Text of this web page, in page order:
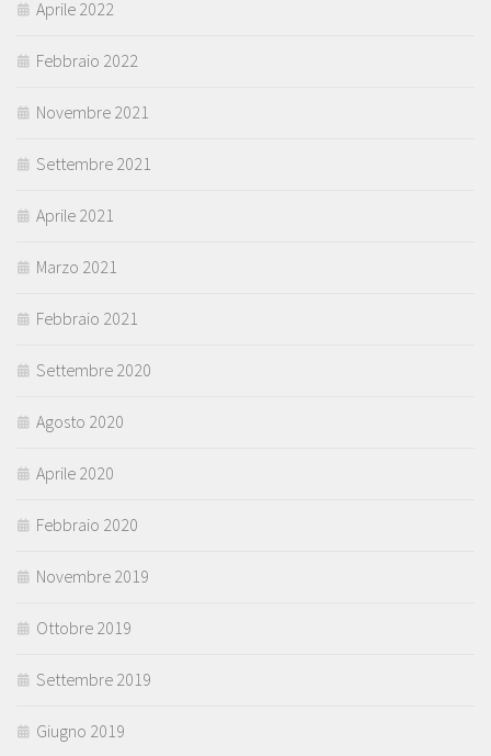
Aprile 2022
Febbraio 2022
Novembre 2021
Settembre 2021
Aprile 2021
Marzo 2021
Febbraio 2021
Settembre 2020
Agosto 2020
Aprile 2020
Febbraio 2020
Novembre 2019
Ottobre 2019
Settembre 2019
Giugno 2019